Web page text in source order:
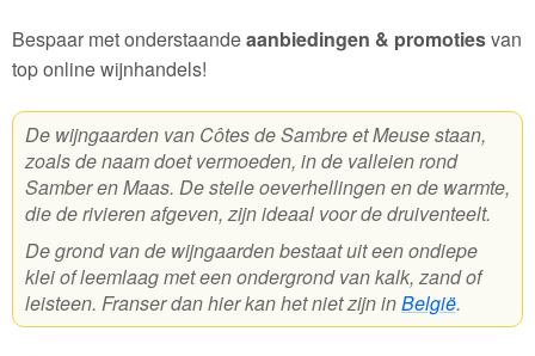
Bubbels
Wijnpakketten
Kleine flesjes
Magnums
Cadeaubonnen
Bespaar met onderstaandeaanbiedingen & promotiesvan
top online wijnhandels!
De wijngaarden van Côtes de Sambre et Meuse staan,
zoals de naam doet vermoeden, in de valleien rond
Samber en Maas. De steile oeverhellingen en de warmte,
die de rivieren afgeven, zijn ideaal voor de druiventeelt.
De grond van de wijngaarden bestaat uit een ondiepe
klei of leemlaag met een ondergrond van kalk, zand of
leisteen. Franser dan hier kan het niet zijn inBelgië.